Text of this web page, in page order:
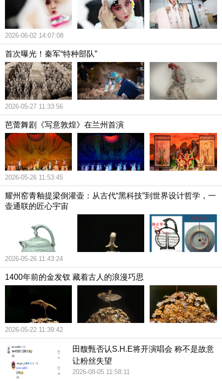
2026-06-02 14:07:08
首次曝光！秦军“特种部队”
2026-05-27 11:33:56
芭蕾舞剧《写意敦煌》在兰州首演
2026-05-26 11:53:45
耀州窑青釉提梁倒灌壶：从古代“黑科技”到世界设计哲学，一
壶通联的匠心宇宙
2026-05-26 11:43:24
1400年前的金发钗 藏着古人的浪漫巧思
2026-05-22 11:39:42
田馥甄否认S.H.E将开演唱会 称不是故意
让粉丝失望
2026-08-05 11:58:11